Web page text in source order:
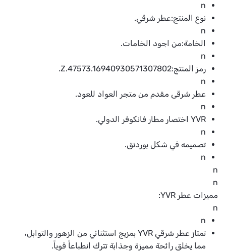
n
نوع المنتج:عطر شرقي.
n
الخامة:من اجود الخامات.
n
رمز المنتج:Z.47573.16940930571307802.
n
عطر شرقى مقدم من متجر العواد للعود.
n
YVR اختصار مطار فانكوفر الدولي.
n
تصميمه في شكل بوردنق.
n
n
n
مميزات عطر YVR:
n
n
تمتاز عطر شرقي YVR بمزيج استثنائي من الزهور والتوابل،
مما يخلق رائحة مميزة وجذابة تترك انطباعاً قوياً.